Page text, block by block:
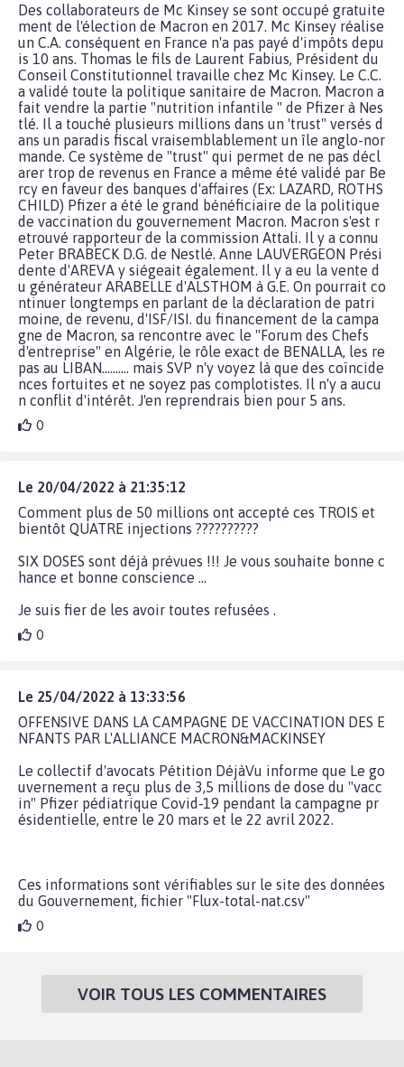
Des collaborateurs de Mc Kinsey se sont occupé gratuite
ment de l'élection de Macron en 2017. Mc Kinsey réalise
un C.A. conséquent en France n'a pas payé d'impôts depu
is 10 ans. Thomas le fils de Laurent Fabius, Président du
Conseil Constitutionnel travaille chez Mc Kinsey. Le C.C.
a validé toute la politique sanitaire de Macron. Macron a
fait vendre la partie "nutrition infantile " de Pfizer à Nes
tlé. Il a touché plusieurs millions dans un 'trust" versés d
ans un paradis fiscal vraisemblablement un île anglo-nor
mande. Ce système de "trust" qui permet de ne pas décl
arer trop de revenus en France a même été validé par Be
rcy en faveur des banques d'affaires (Ex: LAZARD, ROTHS
CHILD) Pfizer a été le grand bénéficiaire de la politique
de vaccination du gouvernement Macron. Macron s'est r
etrouvé rapporteur de la commission Attali. Il y a connu
Peter BRABECK D.G. de Nestlé. Anne LAUVERGEON Prési
dente d'AREVA y siégeait également. Il y a eu la vente d
u générateur ARABELLE d'ALSTHOM à G.E. On pourrait co
ntinuer longtemps en parlant de la déclaration de patri
moine, de revenu, d'ISF/ISI. du financement de la campa
gne de Macron, sa rencontre avec le "Forum des Chefs
d'entreprise" en Algérie, le rôle exact de BENALLA, les re
pas au LIBAN.......... mais SVP n'y voyez là que des coïncide
nces fortuites et ne soyez pas complotistes. Il n'y a aucu
n conflit d'intérêt. J'en reprendrais bien pour 5 ans.
0
Le 20/04/2022 à 21:35:12
Comment plus de 50 millions ont accepté ces TROIS et
bientôt QUATRE injections ??????????
SIX DOSES sont déjà prévues !!! Je vous souhaite bonne c
hance et bonne conscience ...
Je suis fier de les avoir toutes refusées .
0
Le 25/04/2022 à 13:33:56
OFFENSIVE DANS LA CAMPAGNE DE VACCINATION DES E
NFANTS PAR L'ALLIANCE MACRON&MACKINSEY
Le collectif d'avocats Pétition DéjàVu informe que Le go
uvernement a reçu plus de 3,5 millions de dose du "vacc
in" Pfizer pédiatrique Covid-19 pendant la campagne pr
ésidentielle, entre le 20 mars et le 22 avril 2022.
Ces informations sont vérifiables sur le site des données
du Gouvernement, fichier "Flux-total-nat.csv"
0
VOIR TOUS LES COMMENTAIRES